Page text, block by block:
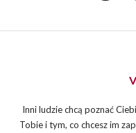
Inni ludzie chcą poznać
Tobie i tym, co chcesz im